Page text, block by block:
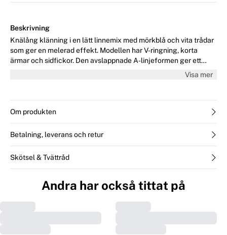
Beskrivning
Knälång klänning i en lätt linnemix med mörkblå och vita trådar
som ger en melerad effekt. Modellen har V-ringning, korta
ärmar och sidfickor. Den avslappnade A-linjeformen ger ett
Visa mer
Om produkten
Betalning, leverans och retur
Skötsel & Tvättråd
Andra har också tittat på